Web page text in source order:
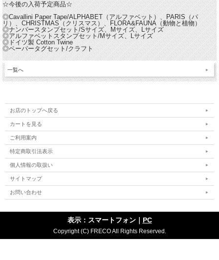
☆今後の入荷予定商品☆
◎Cavallini Paper Tape/ALPHABET（アルファベット）、PARIS（パ
リ）、CHRISTMAS（クリスマス）、FLORA&FAUNA（動物と植物）
◎ナンバースタンプセット/Sサイズ、Mサイズ、Lサイズ
◎アルファベットスタンプセット/Mサイズ、Lサイズ
◎ドイツ製 Cotton Twine
◎ペーパータグセット/クラフト
一覧へ
お店のトップへ戻る
カートを見る
ご利用案内
特定商取引法表示
個人情報の取扱い
サイトマップ
お問い合わせ
表示：スマートフォン｜ PC
Copyright (C) FRECO All Rights Reserved.